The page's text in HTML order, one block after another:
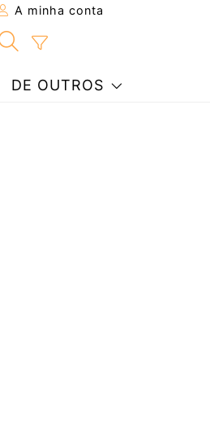
A minha conta
DE OUTROS
receita
Compartilhe